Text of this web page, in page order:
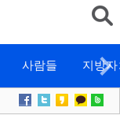
사람들 지방